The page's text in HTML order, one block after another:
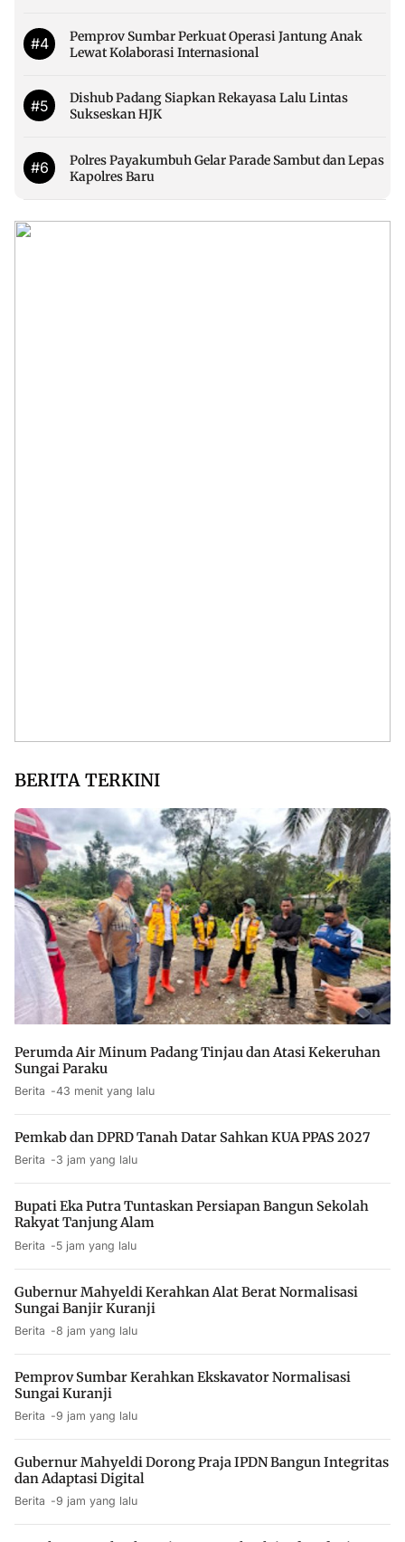
#4
Pemprov Sumbar Perkuat Operasi Jantung Anak
Lewat Kolaborasi Internasional
#5
Dishub Padang Siapkan Rekayasa Lalu Lintas
Sukseskan HJK
#6
Polres Payakumbuh Gelar Parade Sambut dan Lepas
Kapolres Baru
BERITA TERKINI
Perumda Air Minum Padang Tinjau dan Atasi Kekeruhan
Sungai Paraku
Berita 43 menit yang lalu
Pemkab dan DPRD Tanah Datar Sahkan KUA PPAS 2027
Berita 3 jam yang lalu
Bupati Eka Putra Tuntaskan Persiapan Bangun Sekolah
Rakyat Tanjung Alam
Berita 5 jam yang lalu
Gubernur Mahyeldi Kerahkan Alat Berat Normalisasi
Sungai Banjir Kuranji
Berita 8 jam yang lalu
Pemprov Sumbar Kerahkan Ekskavator Normalisasi
Sungai Kuranji
Berita 9 jam yang lalu
Gubernur Mahyeldi Dorong Praja IPDN Bangun Integritas
dan Adaptasi Digital
Berita 9 jam yang lalu